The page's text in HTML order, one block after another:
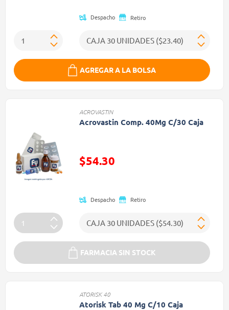
Despacho Retiro
AGREGAR A LA BOLSA
ACROVASTIN
Acrovastin Comp. 40Mg C/30 Caja
$54.30
Despacho Retiro
FARMACIA SIN STOCK
ATORISK 40
Atorisk Tab 40 Mg C/10 Caja